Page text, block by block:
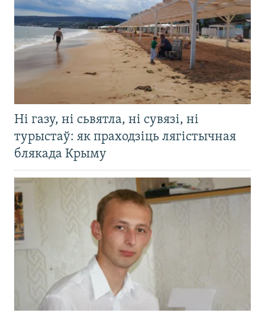
Ні газу, ні сьвятла, ні сувязі, ні
турыстаў: як праходзіць лягістычная
блякада Крыму